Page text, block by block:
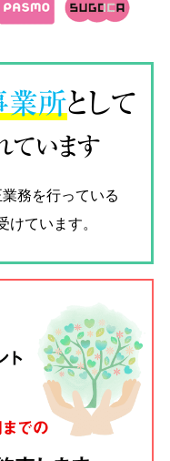
業所として
ています
務を行っている
ています。